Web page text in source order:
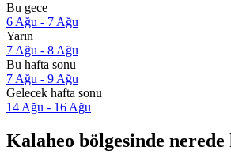
Bu gece
6 Ağu - 7 Ağu
Yarın
7 Ağu - 8 Ağu
Bu hafta sonu
7 Ağu - 9 Ağu
Gelecek hafta sonu
14 Ağu - 16 Ağu
Kalaheo bölgesinde nerede